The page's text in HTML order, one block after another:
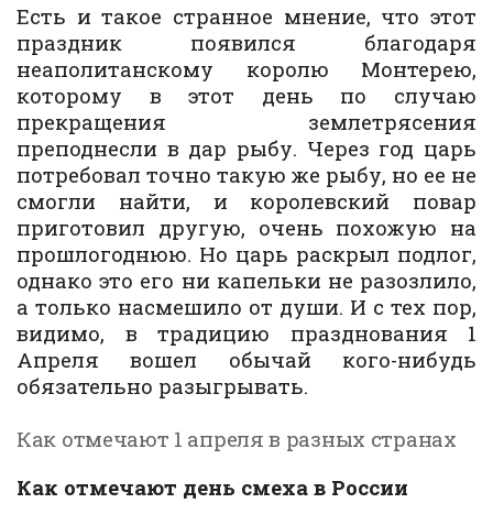
Есть и такое странное мнение, что этот
праздник появился благодаря
неаполитанскому королю Монтерею,
которому в этот день по случаю
прекращения землетрясения
преподнесли в дар рыбу. Через год царь
потребовал точно такую же рыбу, но ее не
смогли найти, и королевский повар
приготовил другую, очень похожую на
прошлогоднюю. Но царь раскрыл подлог,
однако это его ни капельки не разозлило,
а только насмешило от души. И с тех пор,
видимо, в традицию празднования 1
Апреля вошел обычай кого-нибудь
обязательно разыгрывать.
Как отмечают 1 апреля в разных странах
Как отмечают день смеха в России